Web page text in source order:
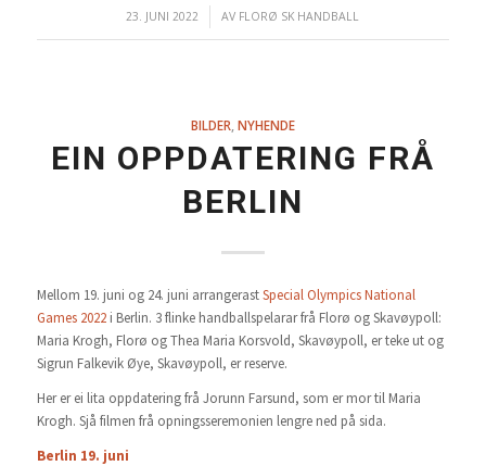
23. JUNI 2022
/ AV FLORØ SK HANDBALL
BILDER NYHENDE
EIN OPPDATERING FRÅ
BERLIN
Mellom 19. juni og 24. juni arrangerastSpecial Olympics National
Games 2022i Berlin. 3 flinke handballspelarar frå Florø og Skavøypoll:
Maria Krogh, Florø og Thea Maria Korsvold, Skavøypoll, er teke ut og
Sigrun Falkevik Øye, Skavøypoll, er reserve.
Her er ei lita oppdatering frå Jorunn Farsund, som er mor til Maria
Krogh. Sjå filmen frå opningsseremonien lengre ned på sida.
Berlin 19. juni